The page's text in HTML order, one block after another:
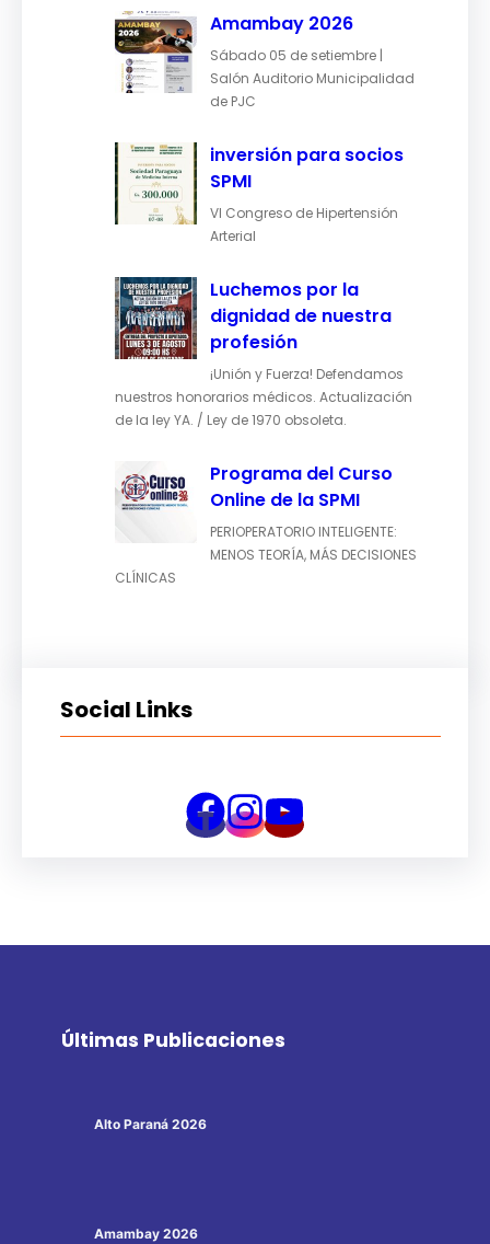
Amambay 2026
Sábado 05 de setiembre |
Salón Auditorio Municipalidad
de PJC
inversión para socios
SPMI
VI Congreso de Hipertensión
Arterial
Luchemos por la
dignidad de nuestra
profesión
¡Unión y Fuerza! Defendamos
nuestros honorarios médicos. Actualización
de la ley YA. / Ley de 1970 obsoleta.
Programa del Curso
Online de la SPMI
PERIOPERATORIO INTELIGENTE:
MENOS TEORÍA, MÁS DECISIONES
CLÍNICAS
Social Links
Últimas Publicaciones
Alto Paraná 2026
Amambay 2026